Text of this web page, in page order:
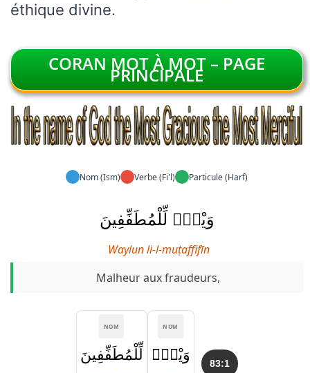
éthique divine.
CORAN MOT À MOT – PAGE
PRINCIPALE
Nom (Ism) Verbe (Fi'l) Particule (Harf)
وَيْلٌۭ لِّلْمُطَفِّفِينَ
Waylun li-l-muṭaffifīn
Malheur aux fraudeurs,
83:1
NOM
وَيْلٌۭ
NOM
لِّلْمُطَفِّفِينَ